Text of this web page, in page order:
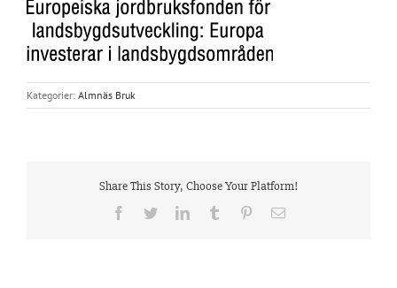
Kategorier: Almnäs Bruk
Share This Story, Choose Your Platform!
Facebook
TwitterLinkedInTumblr Pinterest
E-